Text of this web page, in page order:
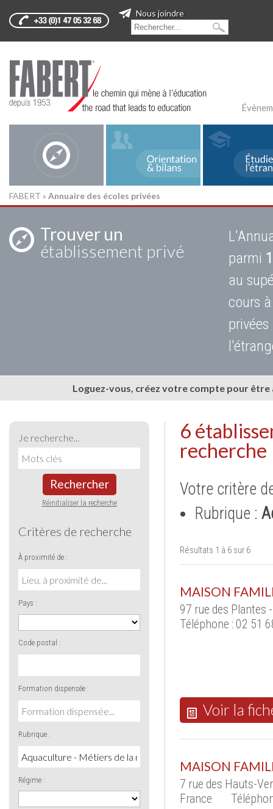
Nous joindre
FABERT » Annuaire des écoles privées
Trouver un
établissement privé
parmi
au
cours
Loguez-vous, créez votre compte pour
Je recherche...
Rechercher
Réinitialiser la recherche
Critères de recherche
À proximité de :
Pays :
Code postal :
Formation dispensée :
Rubrique :
Régime :
6
recherche
Votre critère
Rubrique :
Résultats 1 à 6 sur 6
MAISON
97 rue des Plantes
Téléphone : 02 51
Voir la
MAISON
7 rue des Hauts-
France